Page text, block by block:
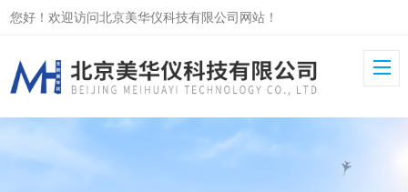
您好！欢迎访问北京美华仪科技有限公司网站！